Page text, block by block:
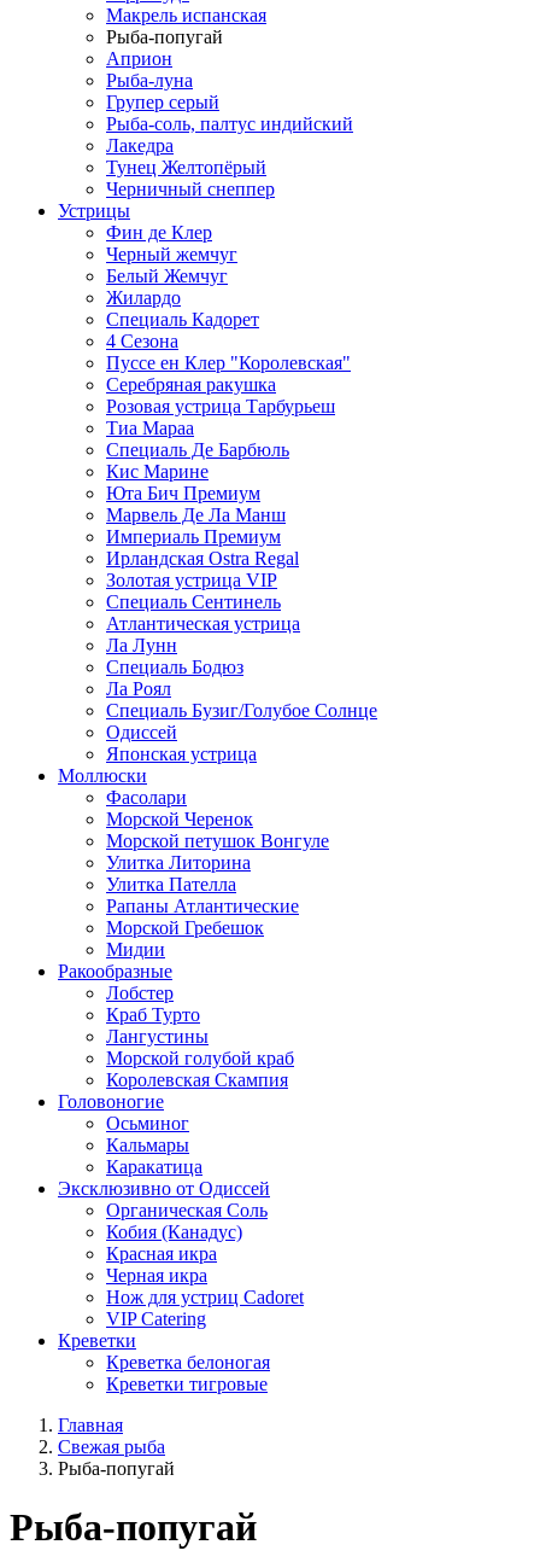
Макрель испанская
Рыба-попугай
Априон
Рыба-луна
Групер серый
Рыба-соль, палтус индийский
Лакедра
Тунец Желтопёрый
Черничный снеппер
Устрицы
Фин де Клер
Черный жемчуг
Белый Жемчуг
Жилардо
Специаль Кадорет
4 Сезона
Пуссе ен Клер "Королевская"
Серебряная ракушка
Розовая устрица Тарбурьеш
Тиа Марaа
Специаль Де Барбюль
Кис Марине
Юта Бич Премиум
Марвель Де Ла Манш
Империаль Премиум
Ирландская Ostra Regal
Золотая устрица VIP
Специаль Сентинель
Атлантическая устрица
Ла Лунн
Специаль Бодюз
Ла Роял
Специаль Бузиг/Голубое Солнце
Одиссей
Японская устрица
Моллюски
Фасолари
Морской Черенок
Морской петушок Вонгуле
Улитка Литорина
Улитка Пателла
Рапаны Атлантические
Морской Гребешок
Мидии
Ракообразные
Лобстер
Краб Турто
Лангустины
Морской голубой краб
Королевская Скампия
Головоногие
Осьминог
Кальмары
Каракатица
Эксклюзивно от Одиссей
Органическая Соль
Кобия (Канадус)
Красная икра
Черная икра
Нож для устриц Cadoret
VIP Catering
Креветки
Креветка белоногая
Креветки тигровые
Главная
Cвежая рыба
Рыба-попугай
Рыба-попугай